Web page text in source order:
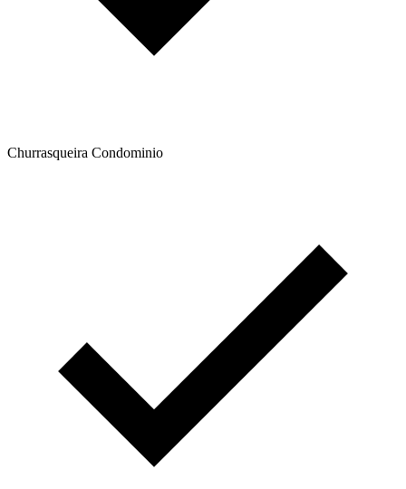
Churrasqueira Condominio